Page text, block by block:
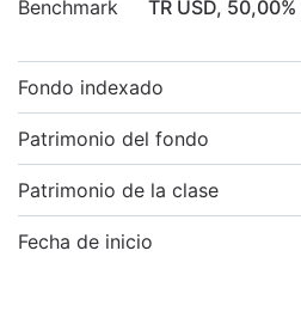
Benchmark
TR USD, 50,00%
Fondo indexado
Patrimonio del fondo
Patrimonio de la clase
Fecha de inicio